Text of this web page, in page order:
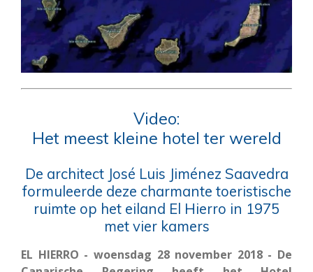
Video:
Het meest kleine hotel ter wereld
De architect José Luis Jiménez Saavedra
formuleerde deze charmante toeristische
ruimte op het eiland El Hierro in 1975
met vier kamers
EL HIERRO - woensdag 28 november 2018 - De